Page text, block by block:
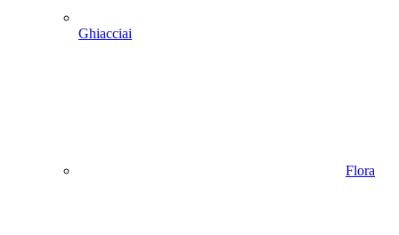
Ghiacciai
Flora